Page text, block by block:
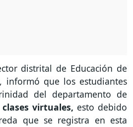
distrital de Educación de
informó que los estudiantes
del departamento de
virtuales, esto debido
que se registra en esta